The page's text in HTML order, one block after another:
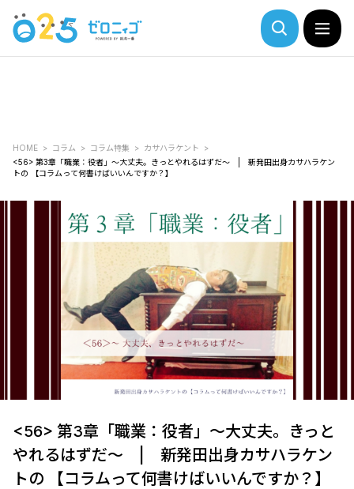
HOME コラム コラム特集
カサハラケント
<56> 第3章「職業：役者」～大丈夫。きっとやれるはずだ～ | 新発田出身カサハラケン
トの 【コラムって何書けばいいんですか？】
<56> 第3章「職業：役者」～大丈夫。きっと
やれるはずだ～ | 新発田出身カサハラケン
トの 【コラムって何書けばいいんですか？】